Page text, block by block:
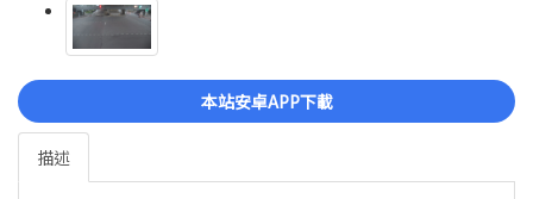
本站安卓APP下載
描述